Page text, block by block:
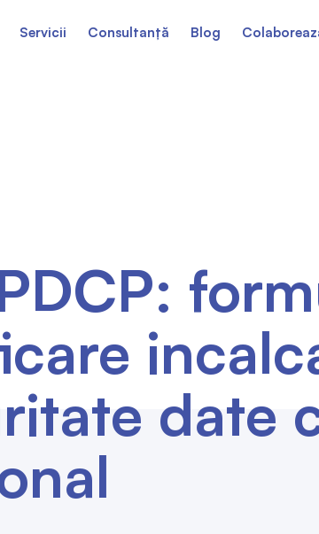
Servicii Consultanță Blog
date